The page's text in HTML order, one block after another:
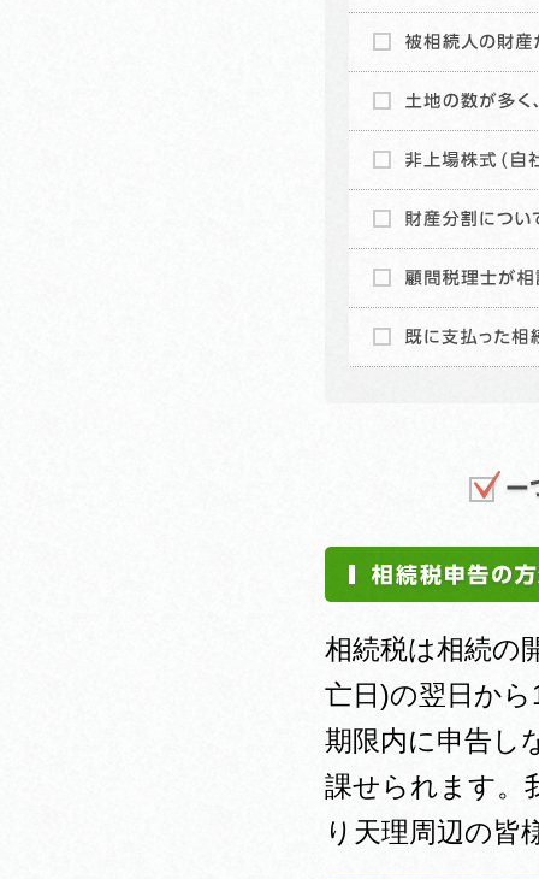
相続税は相続の
亡日)の翌日か
期限内に申告し
課せられます。
り天理周辺の皆